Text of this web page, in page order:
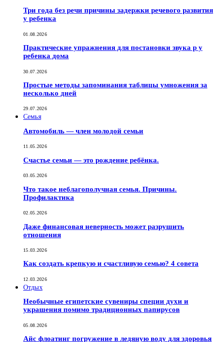
Три года без речи причины задержки речевого развития
у ребенка
01.08.2026
Практические упражнения для постановки звука р у
ребенка дома
30.07.2026
Простые методы запоминания таблицы умножения за
несколько дней
29.07.2026
Семья
Автомобиль — член молодой семьи
11.05.2026
Счастье семьи — это рождение ребёнка.
03.05.2026
Что такое неблагополучная семья. Причины.
Профилактика
02.05.2026
Даже финансовая неверность может разрушить
отношения
15.03.2026
Как создать крепкую и счастливую семью? 4 совета
12.03.2026
Отдых
Необычные египетские сувениры специи духи и
украшения помимо традиционных папирусов
05.08.2026
Айс флоатинг погружение в ледяную воду для здоровья